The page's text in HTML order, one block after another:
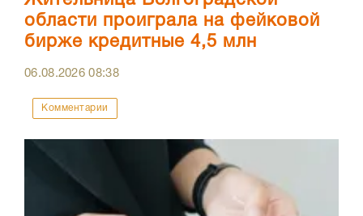
области проиграла на фейковой
бирже кредитные 4,5 млн
06.08.202608:38
Комментарии